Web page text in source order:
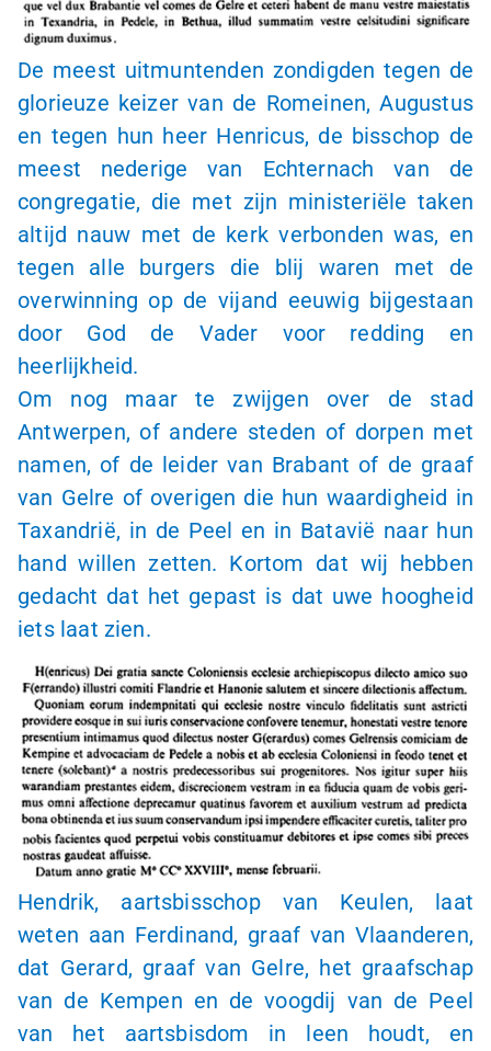
De meest uitmuntenden zondigden tegen de
glorieuze keizer van de Romeinen, Augustus
en tegen hun heer Henricus, de bisschop de
meest nederige van Echternach van de
congregatie, die met zijn ministeriële taken
altijd nauw met de kerk verbonden was, en
tegen alle burgers die blij waren met de
overwinning op de vijand eeuwig bijgestaan
door God de Vader voor redding en
heerlijkheid.
Om nog maar te zwijgen over de stad
Antwerpen, of andere steden of dorpen met
namen, of de leider van Brabant of de graaf
van Gelre of overigen die hun waardigheid in
Taxandrië, in de Peel en in Batavië naar hun
hand willen zetten. Kortom dat wij hebben
gedacht dat het gepast is dat uwe hoogheid
iets laat zien.
Hendrik, aartsbisschop van Keulen, laat
weten aan Ferdinand, graaf van Vlaanderen,
dat Gerard, graaf van Gelre, het graafschap
van de Kempen en de voogdij van de Peel
van het aartsbisdom in leen houdt, en